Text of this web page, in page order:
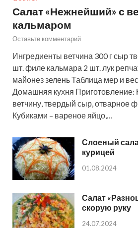
Салат «Нежнейший» с
кальмаром
Оставьте комментарий
Ингредиенты ветчина 300 г сыр
шт. филе кальмара 2 шт. лук
майонез зелень Таблица мер и
Домашняя кухня Приготовление:
ветчину, твердый сыр, отварное
Кубиками – вареное яйцо,…
Слоеный
курицей
01.08.2024
Салат
скорую руку
24.07.2024